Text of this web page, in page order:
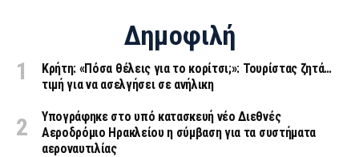
Δημοφιλή
Κρήτη: «Πόσα θέλεις για το κορίτσι;»: Τουρίστας ζητά…
τιμή για να ασελγήσει σε ανήλικη
Υπογράφηκε στο υπό κατασκευή νέο Διεθνές
Αεροδρόμιο Ηρακλείου η σύμβαση για τα συστήματα
αεροναυτιλίας